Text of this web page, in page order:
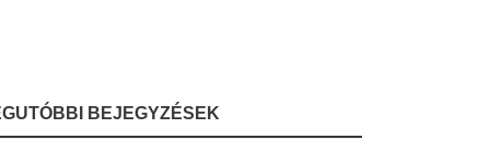
BEJEGYZÉSEK